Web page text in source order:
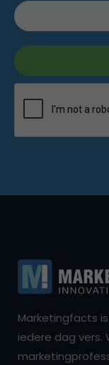
Marketingfacts
iedere dag vers.